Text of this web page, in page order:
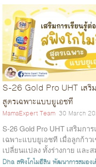
S-26 Gold Pro UHT เสริ
สูตรเฉพาะแบบยูเอชที
MamaExpert Team 30 March
S-26 Gold Pro UHT เสริมก
เฉพาะแบบยูเอชที เมื่อลูกก้าว
เปลี่ยนแปลง ทั้งร่างกาย และ
Dha สฟิงโกไมอีลินพัฒนาการสมอง